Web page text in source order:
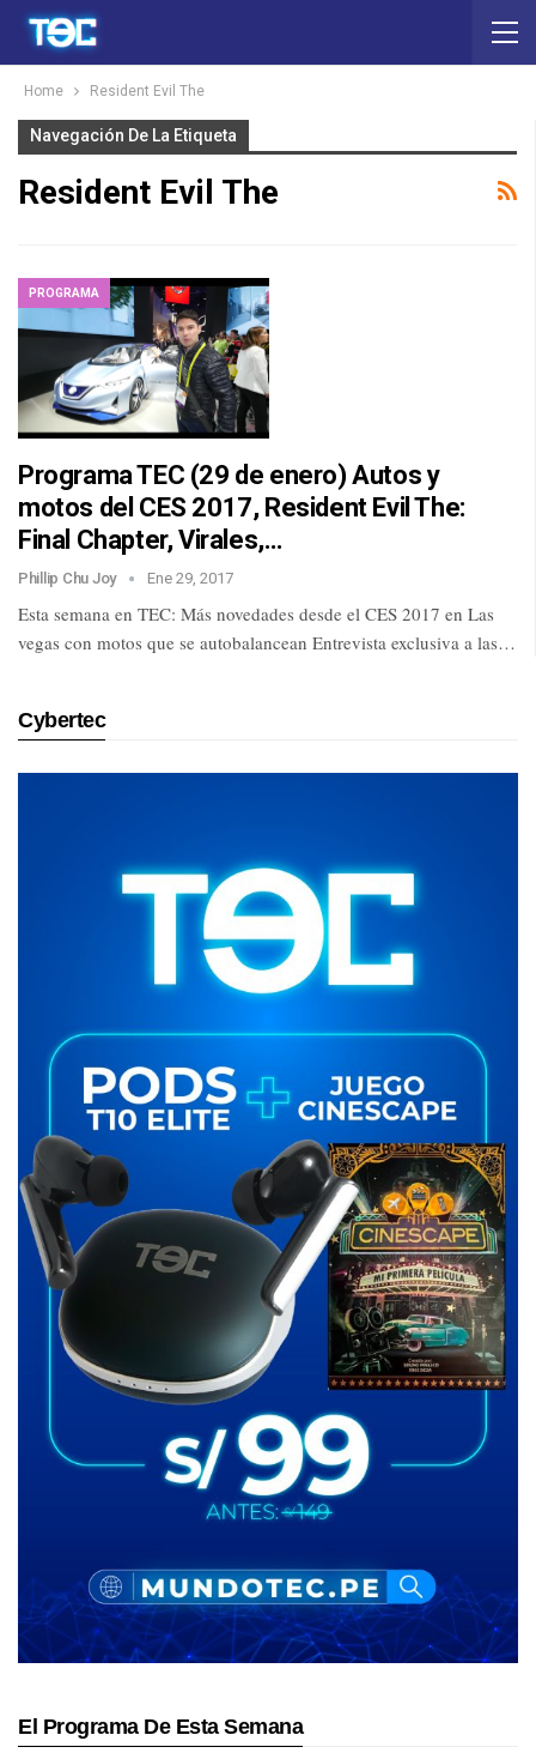
Home Resident Evil The
Navegación De La Etiqueta
Resident Evil The
PROGRAMA
Programa TEC (29 de enero) Autos y
motos del CES 2017, Resident Evil The:
Final Chapter, Virales,…
Phillip Chu Joy Ene 29, 2017
Esta semana en TEC: Más novedades desde el CES 2017 en Las
vegas con motos que se autobalancean Entrevista exclusiva a las…
Cybertec
El Programa De Esta Semana